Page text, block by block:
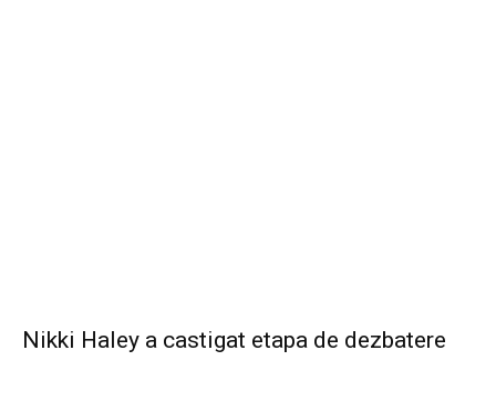
Nikki Haley a castigat etapa de dezbatere